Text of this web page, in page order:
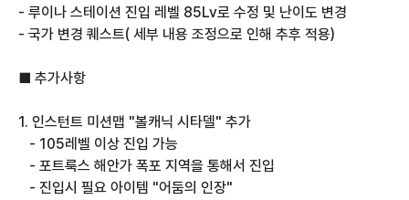
- 루이나 스테이션 진입 레벨 85Lv로 수정 및 난이도 변경
- 국가 변경 퀘스트( 세부 내용 조정으로 인해 추후 적용)
■ 추가사항
1. 인스턴트 미션맵 "볼캐닉 시타델" 추가
   - 105레벨 이상 진입 가능
   - 포트룩스 해안가 폭포 지역을 통해서 진입
   - 진입시 필요 아이템 "어둠의 인장"